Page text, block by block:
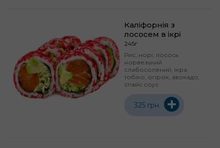
Каліфорнія з
лососем в ікрі
245г
Рис, норі, лосось
норвезький
слабосолений, ікра
тобіко, огірок, авокадо,
спайс соус
325 грн +